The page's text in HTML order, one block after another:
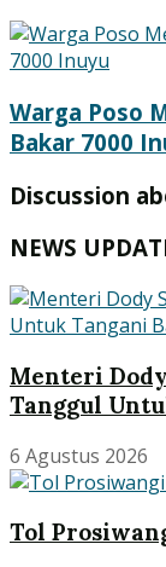
Warga Poso
Bakar 7000
Discussion
NEWS
Menteri
Tanggul
6 Agustus 2026
Tol